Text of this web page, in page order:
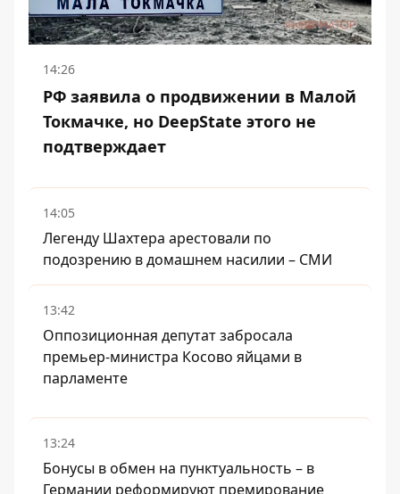
14:26
РФ заявила о продвижении в Малой
Токмачке, но DeepState этого не
подтверждает
14:05
Легенду Шахтера арестовали по
подозрению в домашнем насилии – СМИ
13:42
Оппозиционная депутат забросала
премьер-министра Косово яйцами в
парламенте
13:24
Бонусы в обмен на пунктуальность – в
Германии реформируют премирование